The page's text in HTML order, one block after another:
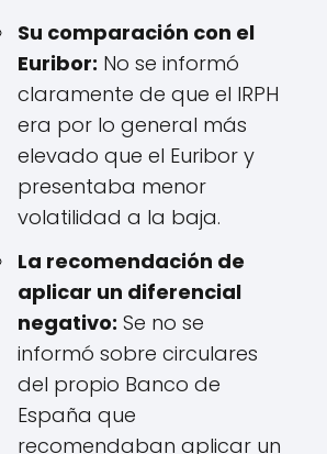
Su comparación con el
Euribor: No se informó
claramente de que el IRPH
era por lo general más
elevado que el Euribor y
presentaba menor
volatilidad a la baja.
La recomendación de
aplicar un diferencial
negativo: Se no se
informó sobre circulares
del propio Banco de
España que
recomendaban aplicar un